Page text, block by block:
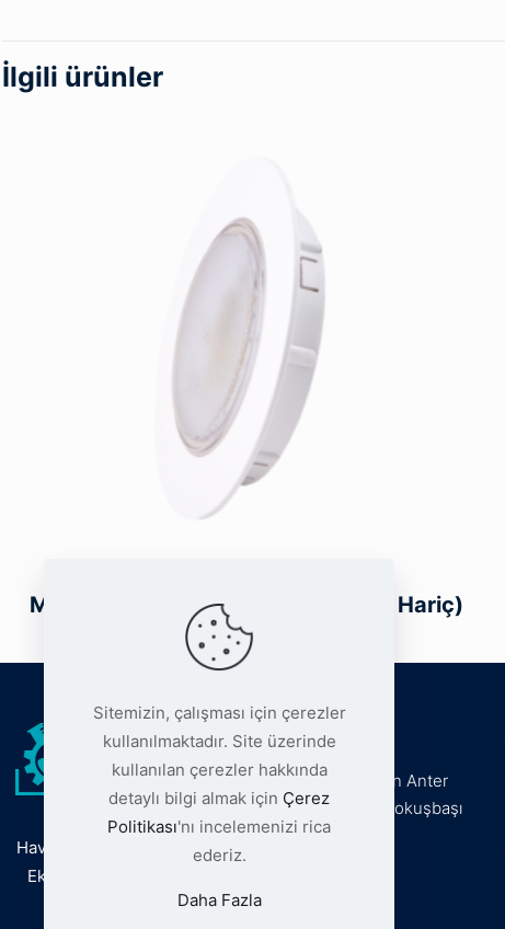
İlgili ürünler
Midi Superfine Led Armatür (Kasa Hariç)
Havuzda Kaliteye Adım Atın,
Ekipmanlarımızla Tanışın!
Adresimiz
Umurca Mah. Emin Anter
Blv. No 34/E D:1 Yokuşbaşı
Bodrum Muğla
Sitemizin, çalışması için çerezler
kullanılmaktadır. Site üzerinde
kullanılan çerezler hakkında
detaylı bilgi almak için Çerez
Politikası'nı incelemenizi rica
ederiz.
Daha Fazla